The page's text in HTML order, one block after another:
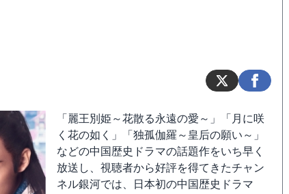
「麗王別姫～花散る永遠の愛～」「月に咲
く花の如く」「独孤伽羅～皇后の願い～」
などの中国歴史ドラマの話題作をいち早く
放送し、視聴者から好評を得てきたチャン
ネル銀河では、日本初の中国歴史ドラマ